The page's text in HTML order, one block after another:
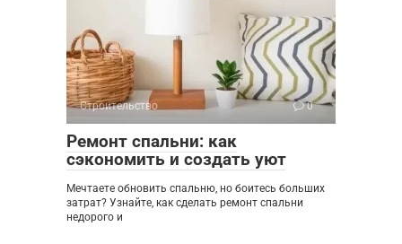
Строительство 0
Ремонт спальни: как
сэкономить и создать уют
Мечтаете обновить спальню, но боитесь больших
затрат? Узнайте, как сделать ремонт спальни
недорого и